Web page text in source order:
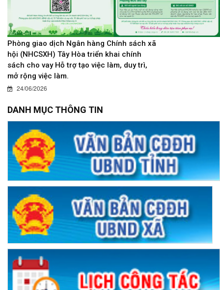
Phòng giao dịch Ngân hàng Chính sách xã
hội (NHCSXH) Tây Hòa triển khai chính
sách cho vay Hỗ trợ tạo việc làm, duy trì,
mở rộng việc làm.
24/06/2026
DANH MỤC THÔNG TIN